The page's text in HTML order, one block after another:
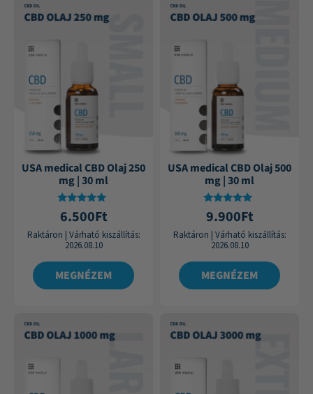
USA medical CBD Olaj 250
mg | 30 ml
Értékelés:
4.75
/ 5
6.500Ft
Raktáron | Várható kiszállítás:
2026.08.10
MEGNÉZEM
USA medical CBD Olaj 500
mg | 30 ml
Értékelés:
4.84
/ 5
9.900Ft
Raktáron | Várható kiszállítás:
2026.08.10
MEGNÉZEM